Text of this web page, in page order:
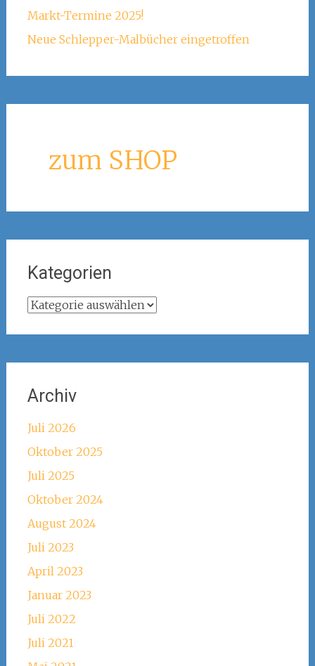
Markt-Termine 2025!
Neue Schlepper-Malbücher eingetroffen
zum SHOP
Kategorien
Kategorien
Archiv
Juli 2026
Oktober 2025
Juli 2025
Oktober 2024
August 2024
Juli 2023
April 2023
Januar 2023
Juli 2022
Juli 2021